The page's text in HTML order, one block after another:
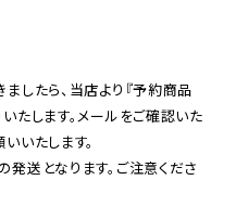
したら、当店より『予約商品
たします。メールをご確認いた
いたします。
送となります。ご注意くださ